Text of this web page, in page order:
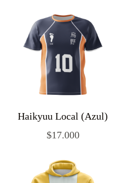
Haikyuu Local (Azul)
$17.000